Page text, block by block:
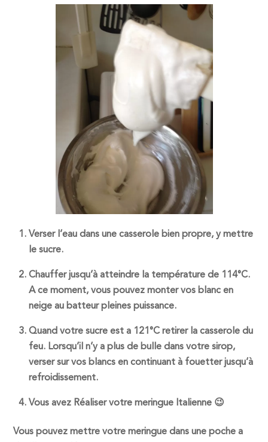
Verser l’eau dans une casserole bien propre, y mettre
le sucre.
Chauffer jusqu’à atteindre la température de 114°C.
A ce moment, vous pouvez monter vos blanc en
neige au batteur pleines puissance.
Quand votre sucre est a 121°C retirer la casserole du
feu. Lorsqu’il n’y a plus de bulle dans votre sirop,
verser sur vos blancs en continuant à fouetter jusqu’à
refroidissement.
Vous avez Réaliser votre meringue Italienne 😉
Vous pouvez mettre votre meringue dans une poche a